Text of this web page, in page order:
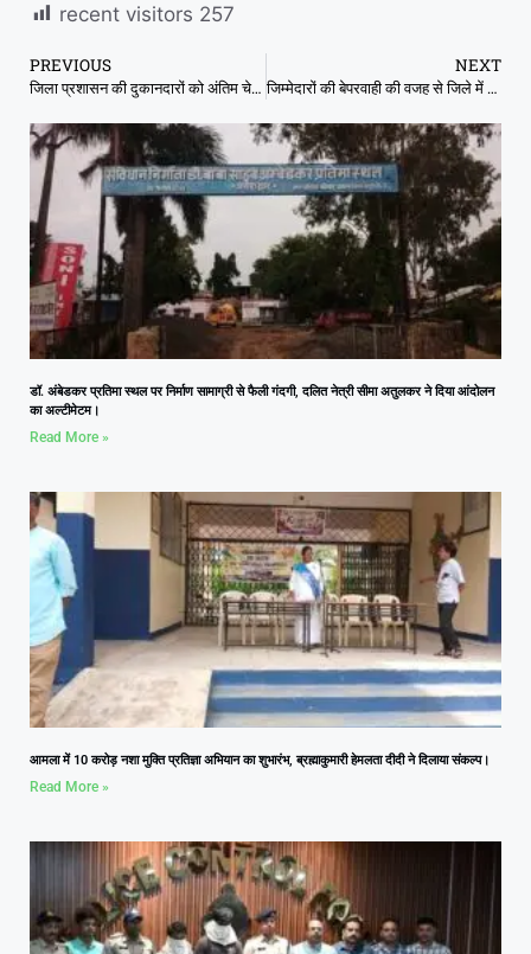
recent visitors 257
PREVIOUS
जिला प्रशासन की दुकानदारों को अंतिम चेतावनी
NEXT
जिम्मेदारों की बेपरवाही की वजह से जिले में 1.82 करोड का राशन घोटाला 28 सेल्समेनो ने राशन तो लिया लेकिन बाटा ही नहीं
डॉ. अंबेडकर प्रतिमा स्थल पर निर्माण सामाग्री से फैली गंदगी, दलित नेत्री सीमा अतुलकर ने दिया आंदोलन
का अल्टीमेटम।
Read More »
आमला में 10 करोड़ नशा मुक्ति प्रतिज्ञा अभियान का शुभारंभ, ब्रह्माकुमारी हेमलता दीदी ने दिलाया संकल्प।
Read More »